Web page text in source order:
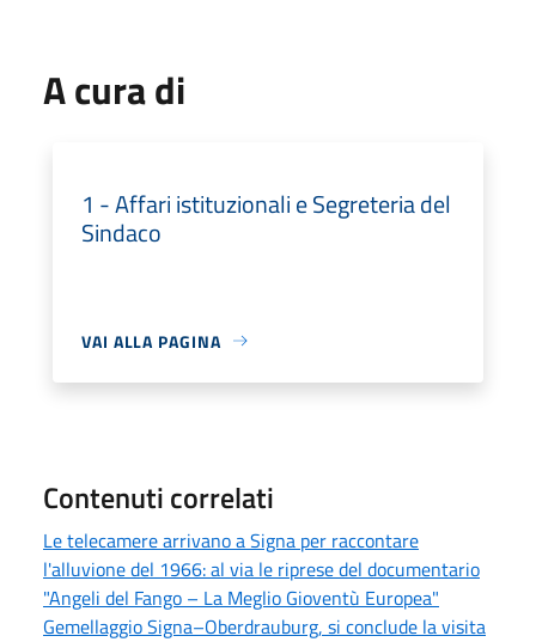
A cura di
1 - Affari istituzionali e Segreteria del
Sindaco
VAI ALLA PAGINA
Contenuti correlati
Le telecamere arrivano a Signa per raccontare
l'alluvione del 1966: al via le riprese del documentario
"Angeli del Fango – La Meglio Gioventù Europea"
Gemellaggio Signa–Oberdrauburg, si conclude la visita